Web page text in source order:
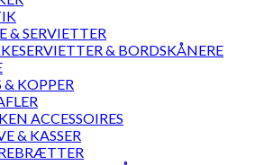
& SERVIETTER
& BORDSKÅNERE
& KOPPER
ACCESSOIRES
& KASSER